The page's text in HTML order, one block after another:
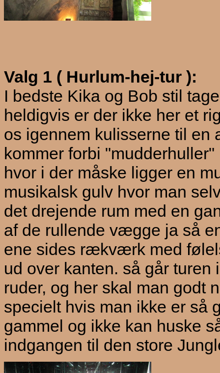
Valg 1 ( Hurlum-hej-tur ):
I bedste Kika og Bob stil
heldigvis er der ikke her et
os igennem kulisserne til en
kommer forbi
hvor i der måske ligger en
musikalsk gulv hvor man
det drejende rum med en
af de rullende vægge ja så
ene sides rækværk med
ud over kanten. så går
ruder, og her skal man godt
specielt hvis man ikke er så
gammel og ikke kan huske
indgangen til den store